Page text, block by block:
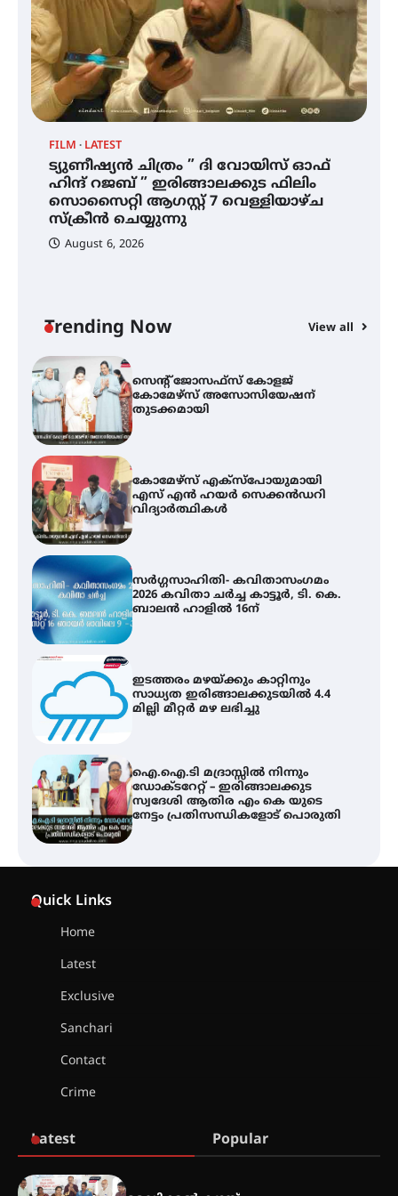
FILM LATEST
ട്യുണീഷ്യൻ ചിത്രം ” ദി വോയിസ് ഓഫ്
ഹിന്ദ് റജബ് ” ഇരിങ്ങാലക്കുട ഫിലിം
സൊസൈറ്റി ആഗസ്റ്റ് 7 വെള്ളിയാഴ്ച
സ്‌ക്രീൻ ചെയ്യുന്നു
August 6, 2026
Trending Now View all
മില്ലി മീറ്റർ മഴ ലഭിച്ചു
ഐ.ഐ.ടി മദ്രാസ്സിൽ നിന്നും
ഡോക്ടറേറ്റ് – ഇരിങ്ങാലക്കുട
സ്വദേശി ആതിര എം കെ യുടെ
നേട്ടം പ്രതിസന്ധികളോട് പൊരുതി
ട്യുണീഷ്യൻ ചിത്രം ” ദി വോയിസ്
ഓഫ് ഹിന്ദ് റജബ് ” ഇരിങ്ങാലക്കുട
ഫിലിം സൊസൈറ്റി ആഗസ്റ്റ് 7
വെള്ളിയാഴ്ച സ്‌ക്രീൻ ചെയ്യുന്നു
കോമേഴ്സ് എക്സ്പോയുമായി
എസ് എൻ ഹയർ സെക്കൻഡറി
വിദ്യാർത്ഥികൾ
സർഗ്ഗസാഹിതി- കവിതാസംഗമം
2026 കവിതാ ചർച്ച കാട്ടൂർ, ടി. കെ.
ബാലൻ ഹാളിൽ 16ന്
ഇടത്തരം മഴയ്ക്കും കാറ്റിനും
സാധ്യത ഇരിങ്ങാലക്കുടയിൽ 4.4
മില്ലി മീറ്റർ മഴ ലഭിച്ചു
ഐ.ഐ.ടി മദ്രാസ്സിൽ നിന്നും
ഡോക്ടറേറ്റ് – ഇരിങ്ങാലക്കുട
സ്വദേശി ആതിര എം കെ യുടെ
നേട്ടം പ്രതിസന്ധികളോട് പൊരുതി
ട്യുണീഷ്യൻ ചിത്രം ” ദി വോയിസ്
ഓഫ് ഹിന്ദ് റജബ് ” ഇരിങ്ങാലക്കുട
ഫിലിം സൊസൈറ്റി ആഗസ്റ്റ് 7
വെള്ളിയാഴ്ച സ്‌ക്രീൻ ചെയ്യുന്നു
Quick Links
Home
Latest
Exclusive
Sanchari
Contact
Crime
Latest Popular